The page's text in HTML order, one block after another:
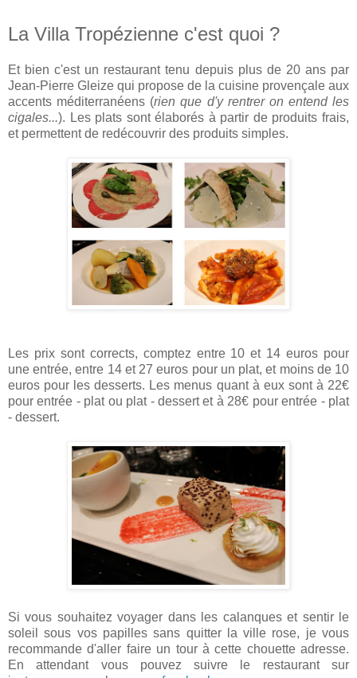
La Villa Tropézienne c'est quoi ?
Et bien c'est un restaurant tenu depuis plus de 20 ans par
Jean-Pierre Gleize qui propose de la cuisine provençale aux
accents méditerranéens (rien que d'y rentrer on entend les
cigales...). Les plats sont élaborés à partir de produits frais,
et permettent de redécouvrir des produits simples.
Les prix sont corrects, comptez entre 10 et 14 euros pour
une entrée, entre 14 et 27 euros pour un plat, et moins de 10
euros pour les desserts. Les menus quant à eux sont à 22€
pour entrée - plat ou plat - dessert et à 28€ pour entrée - plat
- dessert.
Si vous souhaitez voyager dans les calanques et sentir le
soleil sous vos papilles sans quitter la ville rose, je vous
recommande d'aller faire un tour à cette chouette adresse.
En attendant vous pouvez suivre le restaurant sur